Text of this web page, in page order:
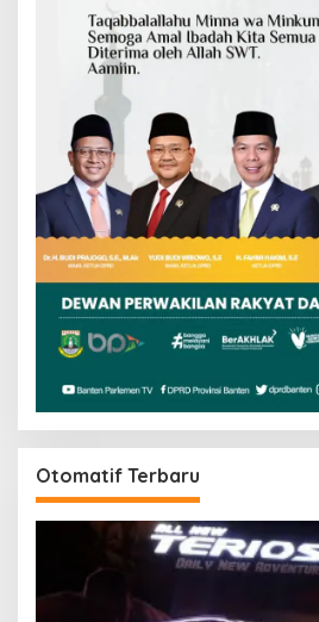
Otomatif Terbaru